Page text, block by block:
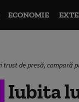
ECONOMIE
trust de presă, compară
Iubita